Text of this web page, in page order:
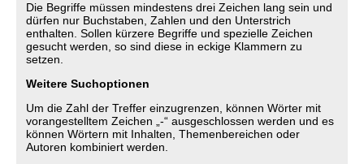
Die Begriffe müssen mindestens drei Zeichen lang sein und
dürfen nur Buchstaben, Zahlen und den Unterstrich
enthalten. Sollen kürzere Begriffe und spezielle Zeichen
gesucht werden, so sind diese in eckige Klammern zu
setzen.
Weitere Suchoptionen
Um die Zahl der Treffer einzugrenzen, können Wörter mit
vorangestelltem Zeichen „-“ ausgeschlossen werden und es
können Wörtern mit Inhalten, Themenbereichen oder
Autoren kombiniert werden.